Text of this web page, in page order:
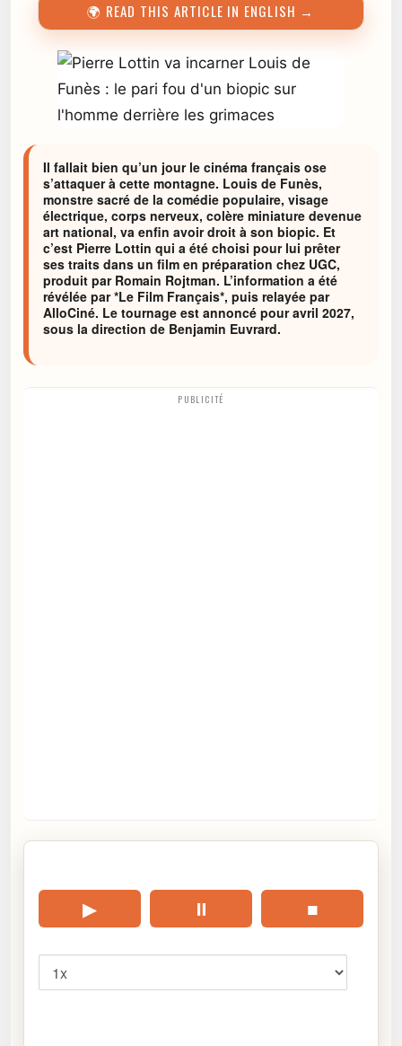
🌍 READ THIS ARTICLE IN ENGLISH →
Il fallait bien qu’un jour le cinéma français ose
s’attaquer à cette montagne. Louis de Funès,
monstre sacré de la comédie populaire, visage
électrique, corps nerveux, colère miniature devenue
art national, va enfin avoir droit à son biopic. Et
c’est Pierre Lottin qui a été choisi pour lui prêter
ses traits dans un film en préparation chez UGC,
produit par Romain Rojtman. L’information a été
révélée par *Le Film Français*, puis relayée par
AlloCiné. Le tournage est annoncé pour avril 2027,
sous la direction de Benjamin Euvrard.
PUBLICITÉ
▶ ⏸ ■